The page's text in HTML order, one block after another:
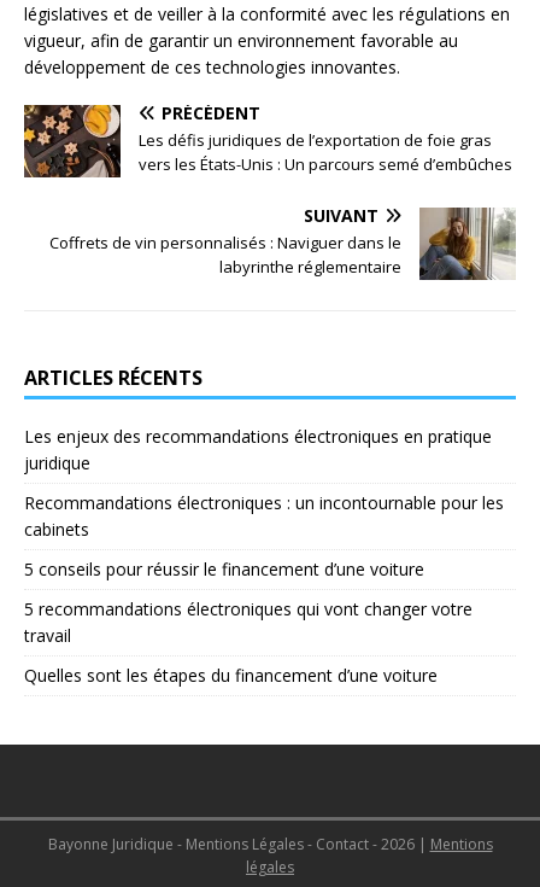
législatives et de veiller à la conformité avec les régulations en
vigueur, afin de garantir un environnement favorable au
développement de ces technologies innovantes.
PRÉCÉDENT
Les défis juridiques de l’exportation de foie gras
vers les États-Unis : Un parcours semé d’embûches
SUIVANT
Coffrets de vin personnalisés : Naviguer dans le
labyrinthe réglementaire
ARTICLES RÉCENTS
Les enjeux des recommandations électroniques en pratique
juridique
Recommandations électroniques : un incontournable pour les
cabinets
5 conseils pour réussir le financement d’une voiture
5 recommandations électroniques qui vont changer votre
travail
Quelles sont les étapes du financement d’une voiture
Bayonne Juridique - Mentions Légales - Contact - 2026 | Mentions
légales